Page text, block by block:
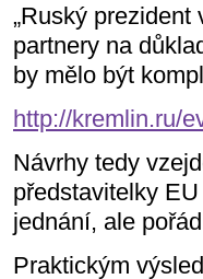
„Ruský
partnery na
by mělo být
http://kremlin.ru/
Návrhy tedy
představitelky
jednání, ale
Praktickým